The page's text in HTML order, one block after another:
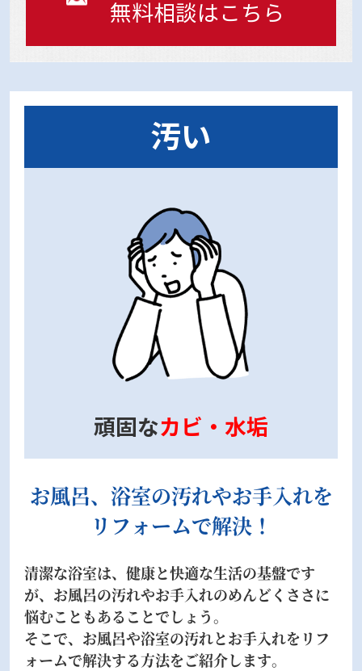
無料相談はこちら
汚い
頑固なカビ・水垢
お風呂、浴室の汚れやお手入れを
リフォームで解決！
清潔な浴室は、健康と快適な生活の基盤です
が、お風呂の汚れやお手入れのめんどくささに
悩むこともあることでしょう。
そこで、お風呂や浴室の汚れとお手入れをリフ
ォームで解決する方法をご紹介します。